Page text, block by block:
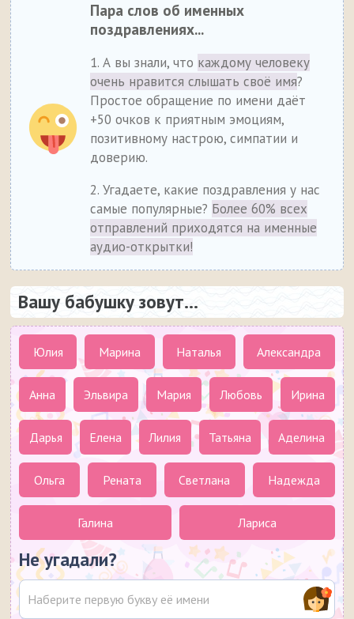
Пара слов об именных
поздравлениях...
1. А вы знали, что каждому человеку
очень нравится слышать своё имя?
Простое обращение по имени даёт
+50 очков к приятным эмоциям,
позитивному настрою, симпатии и
доверию.
2. Угадаете, какие поздравления у нас
самые популярные? Более 60% всех
отправлений приходятся на именные
аудио-открытки!
Вашу бабушку зовут...
Юлия Марина Наталья Александра
Анна Эльвира Мария Любовь Ирина
Дарья Елена Лилия Татьяна Аделина
Ольга Рената Светлана Надежда
Галина Лариса
Не угадали?